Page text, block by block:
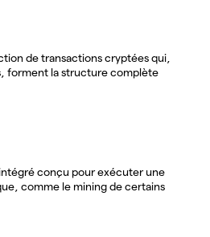
de transactions cryptées qui,
forment la structure complète
conçu pour exécuter une
comme le mining de certains